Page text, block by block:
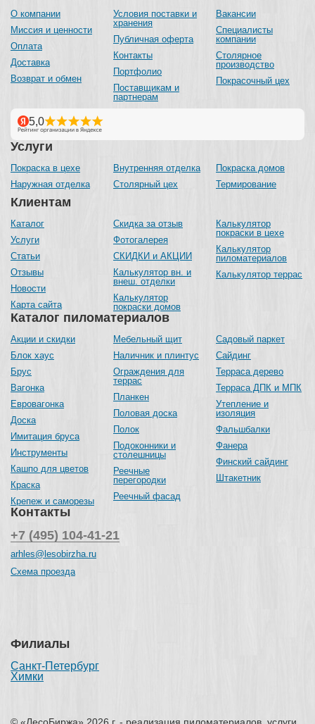
О компании
Миссия и ценности
Оплата
Доставка
Возврат и обмен
Условия поставки и
хранения
Публичная оферта
Контакты
Портфолио
Поставщикам и
партнерам
Вакансии
Специалисты
компании
Столярное
производство
Покрасочный цех
Каталог пиломатериалов
Акции и скидки
Блок хаус
Брус
Вагонка
Евровагонка
Доска
Имитация бруса
Инструменты
Кашпо для цветов
Краска
Крепеж и саморезы
Мебельный щит
Наличник и плинтус
Ограждения для
террас
Планкен
Половая доска
Полок
Подоконники и
столешницы
Реечные
перегородки
Реечный фасад
Садовый паркет
Сайдинг
Терраса дерево
Терраса ДПК и МПК
Утепление и
изоляция
Фальшбалки
Фанера
Финский сайдинг
Штакетник
Услуги
Покраска в цехе
Наружная отделка
Внутренняя отделка
Столярный цех
Покраска домов
Термирование
Клиентам
Каталог
Услуги
Статьи
Отзывы
Новости
Карта сайта
Скидка за отзыв
Фотогалерея
СКИДКИ и АКЦИИ
Калькулятор вн. и
внеш. отделки
Калькулятор
покраски домов
Калькулятор
покраски в цехе
Калькулятор
пиломатериалов
Калькулятор террас
Контакты
+7 (495) 104-41-21
arhles@lesobirzha.ru
Схема проезда
Филиалы
Санкт-Петербург
Химки
© «ЛесоБиржа» 2026 г. - реализация пиломатериалов, услуги